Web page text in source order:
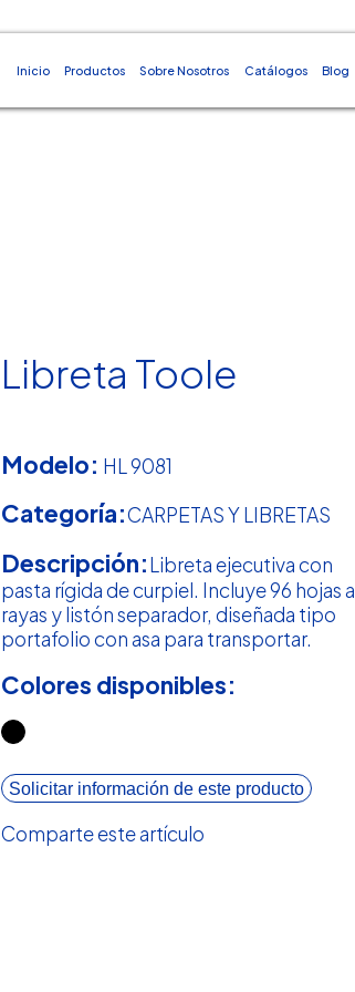
Inicio Productos Sobre Nosotros Catálogos Blog
Libreta Toole
Modelo: HL 9081
Categoría:CARPETAS Y LIBRETAS
Descripción:Libreta ejecutiva con
pasta rígida de curpiel. Incluye 96 hojas a
rayas y listón separador, diseñada tipo
portafolio con asa para transportar.
Colores disponibles:
Solicitar información de este producto
Comparte este artículo